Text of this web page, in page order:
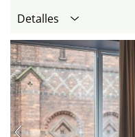
Detalles